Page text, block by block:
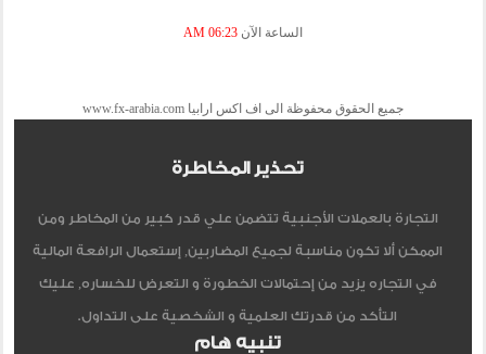
الساعة الآن 06:23 AM
جميع الحقوق محفوظة الى اف اكس ارابيا www.fx-arabia.com
تحذير المخاطرة
التجارة بالعملات الأجنبية تتضمن علي قدر كبير من المخاطر ومن
الممكن ألا تكون مناسبة لجميع المضاربين, إستعمال الرافعة المالية
في التجاره يزيد من إحتمالات الخطورة و التعرض للخساره, عليك
التأكد من قدرتك العلمية و الشخصية على التداول.
تنبيه هام